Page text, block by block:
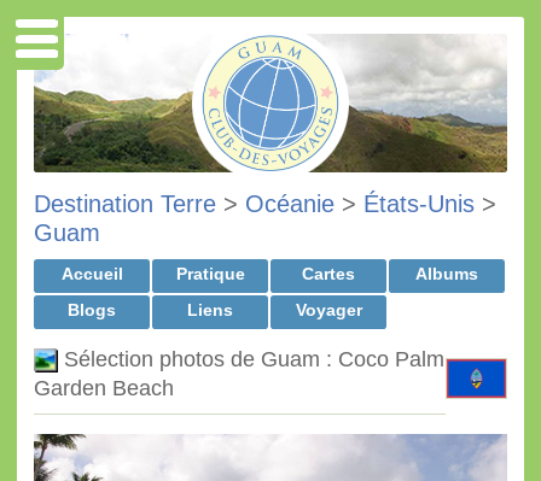
Destination Terre > Océanie > États-Unis >
Guam
Accueil Pratique Cartes
Albums
Blogs
Liens Voyager
Sélection photos de Guam : Coco Palm
Garden Beach